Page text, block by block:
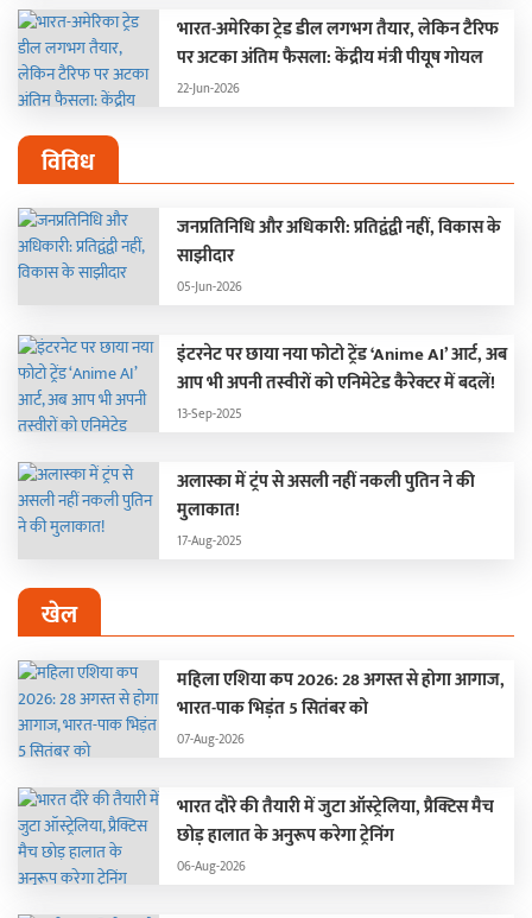
भारत-अमेरिका ट्रेड डील लगभग तैयार, लेकिन टैरिफ
पर अटका अंतिम फैसला: केंद्रीय मंत्री पीयूष गोयल
22-Jun-2026
विविध
जनप्रतिनिधि और अधिकारी: प्रतिद्वंद्वी नहीं, विकास के
साझीदार
05-Jun-2026
इंटरनेट पर छाया नया फोटो ट्रेंड ‘Anime AI’ आर्ट, अब
आप भी अपनी तस्वीरों को एनिमेटेड कैरेक्टर में बदलें!
13-Sep-2025
अलास्का में ट्रंप से असली नहीं नकली पुतिन ने की
मुलाकात!
17-Aug-2025
खेल
महिला एशिया कप 2026: 28 अगस्त से होगा आगाज,
भारत-पाक भिड़ंत 5 सितंबर को
07-Aug-2026
भारत दौरे की तैयारी में जुटा ऑस्ट्रेलिया, प्रैक्टिस मैच
छोड़ हालात के अनुरूप करेगा ट्रेनिंग
06-Aug-2026